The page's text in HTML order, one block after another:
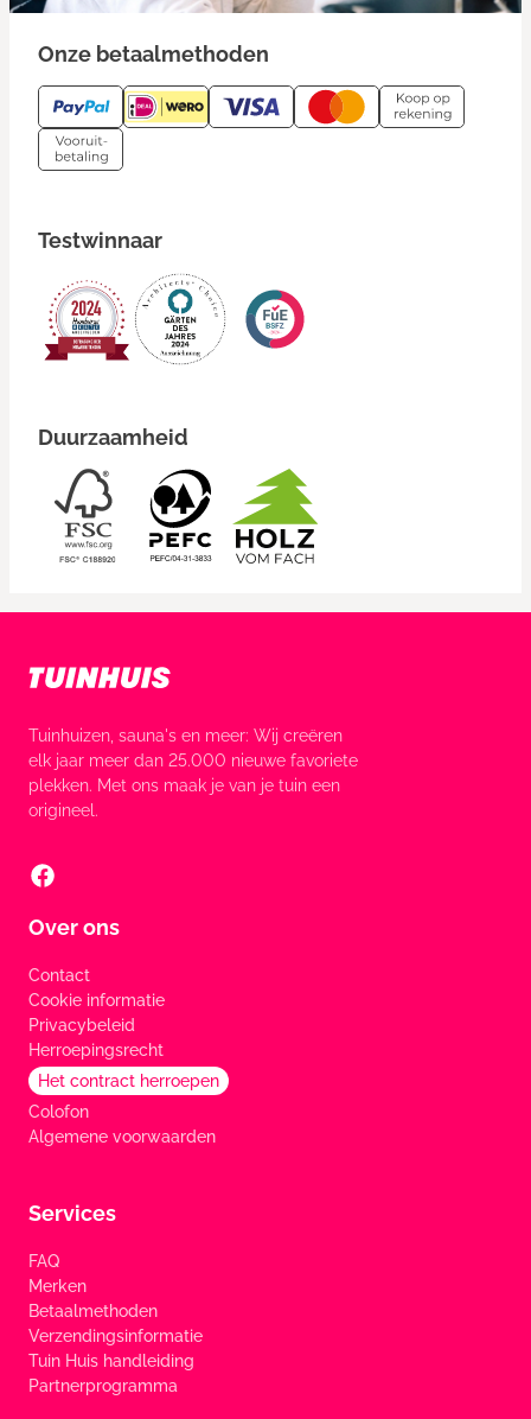
Onze betaalmethoden
Testwinnaar
Duurzaamheid
Tuinhuizen, sauna's en meer: Wij creëren
elk jaar meer dan 25.000 nieuwe favoriete
plekken. Met ons maak je van je tuin een
origineel.
Over ons
Contact
Cookie informatie
Privacybeleid
Herroepingsrecht
Het contract herroepen
Colofon
Algemene voorwaarden
Services
FAQ
Merken
Betaalmethoden
Verzendingsinformatie
Tuin Huis handleiding
Partnerprogramma